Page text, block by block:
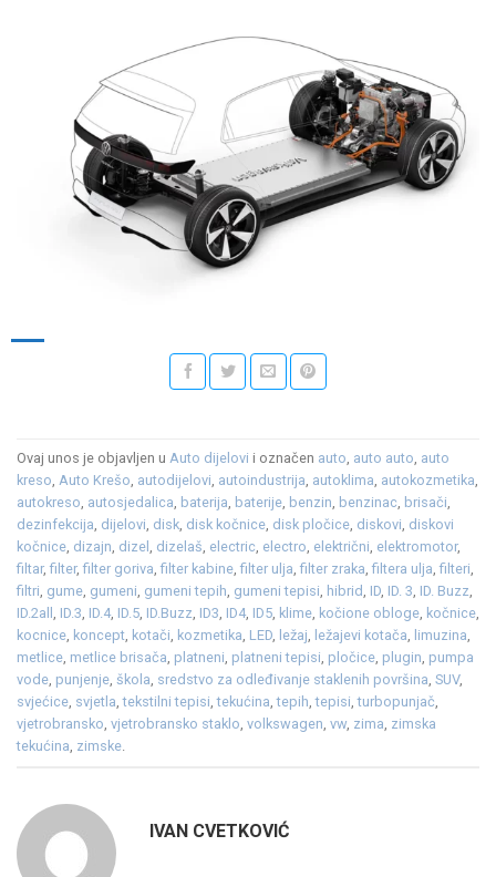
Ovaj unos je objavljen u Auto dijelovi i označen auto auto auto auto
kreso Auto Krešo autodijelovi autoindustrija autoklima autokozmetika
autokreso autosjedalica baterija baterije benzin benzinac brisači
dezinfekcija dijelovi disk disk kočnice disk pločice diskovi diskovi
kočnice dizajn dizel dizelaš electric electro električni elektromotor,
filtar,filter,filter goriva ,filter kabine ,filter ulja ,filter zraka ,filtera ulja ,filteri
filtri gume gumeni gumeni tepih gumeni tepisi hibrid ID ID. 3 ID. Buzz
ID.2all
ID.3 ID.4, ID.5 ID.Buzz ID3 ID4, ID5 klime kočione obloge kočnice
kocnice koncept kotači kozmetika LED ležaj ležajevi kotača limuzina
metlice metlice brisača platneni platneni tepisi pločice plugin pumpa
vode punjenje škola sredstvo za odleđivanje staklenih površina SUV,
svjećice svjetla ,tekstilni tepisi ,tekućina ,tepih ,tepisi ,turbopunjač
vjetrobransko vjetrobransko staklo volkswagen vw zima zimska
tekućina zimske
IVAN CVETKOVIĆ